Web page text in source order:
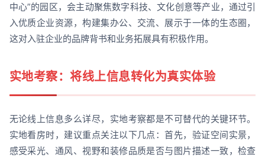
中心”的园区，会主动聚焦数字科技、文化创意等产业，通过引
入优质企业资源，构建集办公、交流、展示于一体的生态圈，
这对入驻企业的品牌背书和业务拓展具有积极作用。
实地考察：将线上信息转化为真实体验
无论线上信息多么详尽，实地考察都是不可替代的关键环节。
实地看房时，建议重点关注以下几点：首先，验证空间实景，
感受采光、通风、视野和装修品质是否与图片描述一致，检查